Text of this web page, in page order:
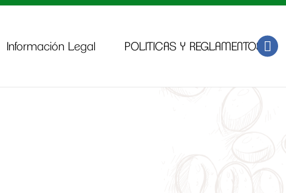
Información Legal POLITICAS Y REGLAMENTOS